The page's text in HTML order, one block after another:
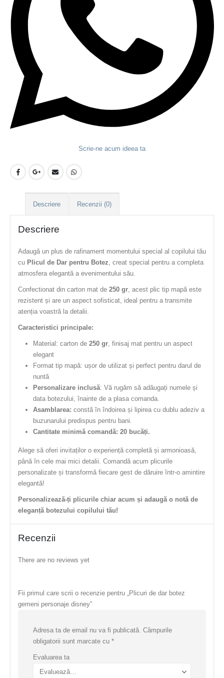
Scrie-ne acum ideea ta
Descriere Recenzii (0)
Descriere
Adaugă un plus de rafinament momentului special al copilului tău
cu Plicul de Dar pentru Botez, creat special pentru a completa
atmosfera elegantă a evenimentului său.
Confectionat din carton mat de 250 gr, acest plic tip mapă este
rezistent și are un aspect sofisticat, ideal pentru a transmite
atenția voastră la detalii.
Caracteristici principale:
Material: carton de 250 gr, finisaj mat pentru un aspect
elegant
Format tip mapă: ușor de utilizat și perfect pentru darul de
nuntă
Personalizare inclusă: Vă rugăm să adăugați numele și
data botezului, înainte de a plasa comanda.
Asamblarea: constă în îndoirea și lipirea cu dublu adeziv a
buzunarului predispus pentru bani.
Cantitate minimă comandă: 20 bucăți.
Alege să oferi invitaților o experiență completă și armonioasă,
până în cele mai mici detalii. Comandă acum plicurile
personalizate și transformă fiecare gest de dăruire într-o amintire
elegantă!
Personalizează-ți plicurile chiar acum și adaugă o notă de
eleganță botezului copilului tău!
Recenzii
There are no reviews yet
Fii primul care scrii o recenzie pentru „Plicuri de dar botez
gemeni personaje disney”
Adresa ta de email nu va fi publicată. Câmpurile
obligatorii sunt marcate cu *
Evaluarea ta